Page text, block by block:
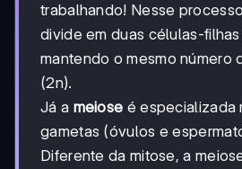
trabalhando! Nesse
divide em duas células-
mantendo o mesmo número
(2n).
Já a meiose é especializada
gametas (óvulos e
Diferente da mitose, a